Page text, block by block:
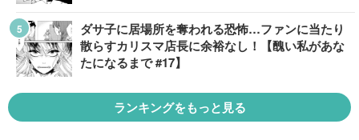
ダサ子に居場所を奪われる恐怖…ファンに当たり
散らすカリスマ店長に余裕なし！【醜い私があな
たになるまで #17】
ランキングをもっと見る